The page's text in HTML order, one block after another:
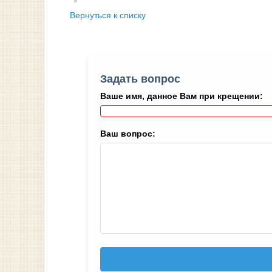
Вернуться к списку
Задать вопрос
Ваше имя, данное Вам при крещении:
Ваш вопрос: